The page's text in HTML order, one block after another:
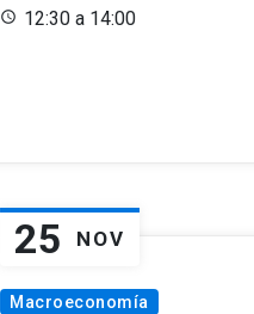
12:30 a 14:00
25 NOV
Macroeconomía